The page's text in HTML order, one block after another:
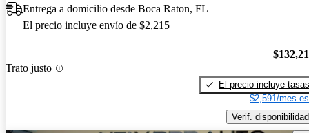
Entrega a domicilio desde Boca Raton, FL
El precio incluye envío de $2,215
Trato justo
El precio incluye tasas
$2,591/mes
Verif. disponibilidad